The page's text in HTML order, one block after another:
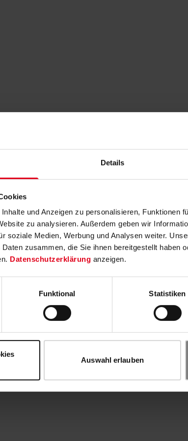
Details
und Anzeigen zu personalisieren, Funktionen
zu analysieren. Außerdem geben wir
soziale Medien, Werbung und Analysen weiter.
zusammen, die Sie ihnen bereitgestellt haben
Datenschutzerklärung anzeigen.
Funktional Statistiken
Auswahl erlauben